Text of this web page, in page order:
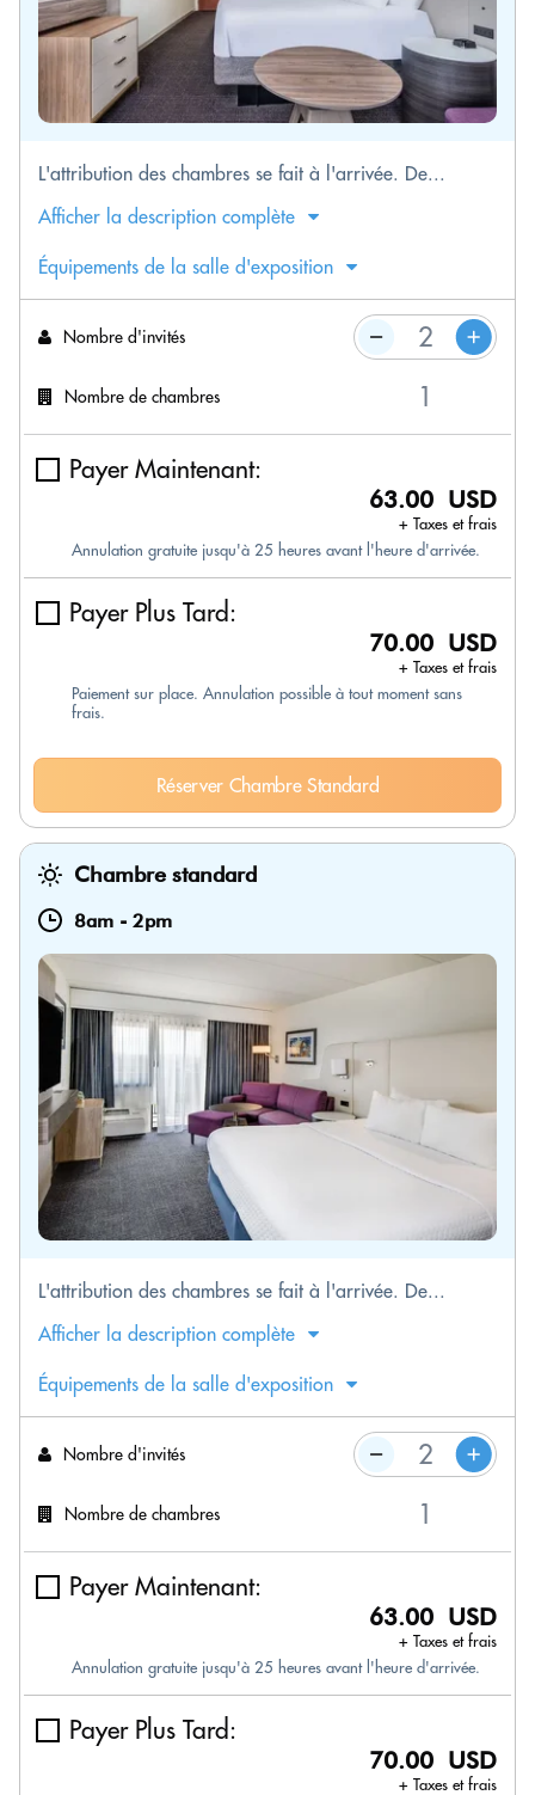
L'attribution des chambres se fait à l'arrivée. De...
Afficher la description complète
Équipements de la salle d'exposition
Nombre d'invités
Nombre de chambres
Payer Maintenant:
63.00 USD
+ Taxes et frais
Annulation gratuite jusqu'à 25 heures avant l'heure d'arrivée.
Payer Plus Tard:
70.00 USD
+ Taxes et frais
Paiement sur place. Annulation possible à tout moment sans
frais.
Réserver Chambre Standard
Chambre standard
8am - 2pm
L'attribution des chambres se fait à l'arrivée. De...
Afficher la description complète
Équipements de la salle d'exposition
Nombre d'invités
Nombre de chambres
Payer Maintenant:
63.00 USD
+ Taxes et frais
Annulation gratuite jusqu'à 25 heures avant l'heure d'arrivée.
Payer Plus Tard:
70.00 USD
+ Taxes et frais